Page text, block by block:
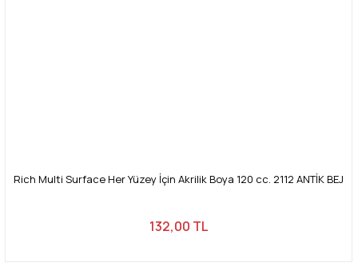
Rich Multi Surface Her Yüzey İçin Akrilik Boya 120 cc. 2112 ANTİK BEJ
132,00 TL